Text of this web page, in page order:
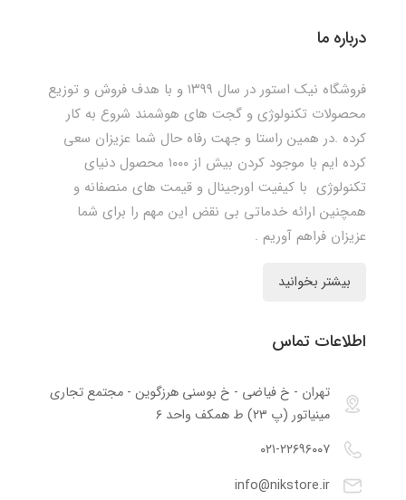
درباره ما
فروشگاه نیک استور در سال ۱۳۹۹ و با هدف فروش و توزیع
محصولات تکنولوژی و گجت های هوشمند شروع به کار
کرده .در همین راستا و جهت رفاه حال شما عزیزان سعی
کرده ایم با موجود کردن بیش از ۱۰۰۰ محصول دنیای
تکنولوژی با کیفیت اورجینال و قیمت های منصفانه و
همچنین ارائه خدماتی بی نقض این مهم را برای شما
عزیزان فراهم آوریم .
بیشتر بخوانید
اطلاعات تماس
تهران - خ فیاضی - خ بوسنی هرزگوین - مجتمع تجاری
مینیاتور (پ ۲۳) ط همکف واحد ۶
۰۲۱-۲۲۶۹۶۰۰۷
info@nikstore.ir